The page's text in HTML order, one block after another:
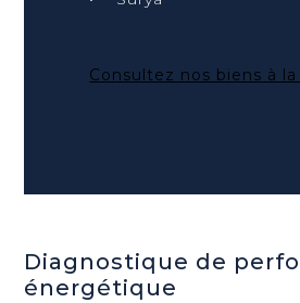
Consultez nos biens à
Diagnostique de
énergétique